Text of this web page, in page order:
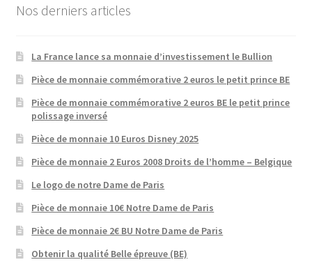
Nos derniers articles
La France lance sa monnaie d’investissement le Bullion
Pièce de monnaie commémorative 2 euros le petit prince BE
Pièce de monnaie commémorative 2 euros BE le petit prince
polissage inversé
Pièce de monnaie 10 Euros Disney 2025
Pièce de monnaie 2 Euros 2008 Droits de l’homme – Belgique
Le logo de notre Dame de Paris
Pièce de monnaie 10€ Notre Dame de Paris
Pièce de monnaie 2€ BU Notre Dame de Paris
Obtenir la qualité Belle épreuve (BE)